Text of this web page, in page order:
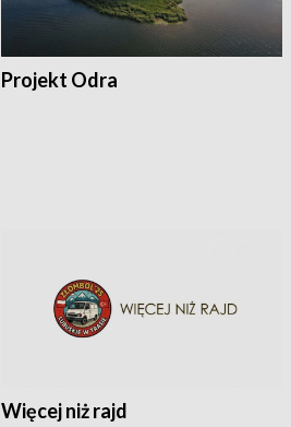
Projekt Odra
Więcej niż rajd